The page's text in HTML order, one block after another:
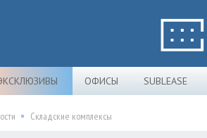
ОФИСЫ SUBLEASE
Складские комплексы